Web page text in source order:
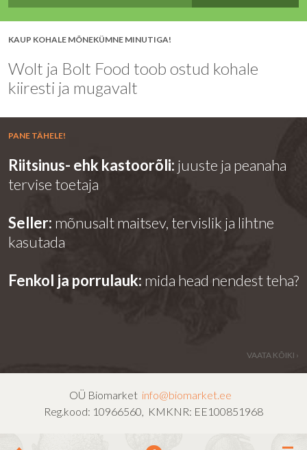
KAUP KOHALE MÕNEKÜMNE MINUTIGA!
Wolt ja Bolt Food toob ostud kohale
kiiresti ja mugavalt
PANE TÄHELE!
Riitsinus- ehk kastoorõli: juuste ja peanaha
tervise toetaja
Seller: mõnusalt maitsev, tervislik ja lihtne
kasutada
Fenkol ja porrulauk: mida head nendest teha?
VAATA KÕIKI ›
OÜ Biomarket info@biomarket.ee
Reg.kood: 10966560, KMKNR: EE100851968